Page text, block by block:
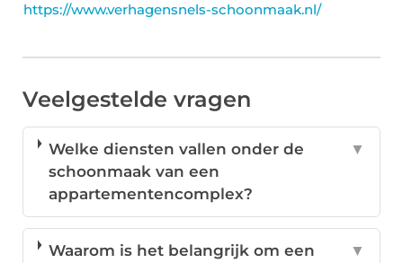
https://www.verhagensnels-schoonmaak.nl/
Veelgestelde vragen
Welke diensten vallen onder de
schoonmaak van een
appartementencomplex?
▼
Waarom is het belangrijk om een
▼